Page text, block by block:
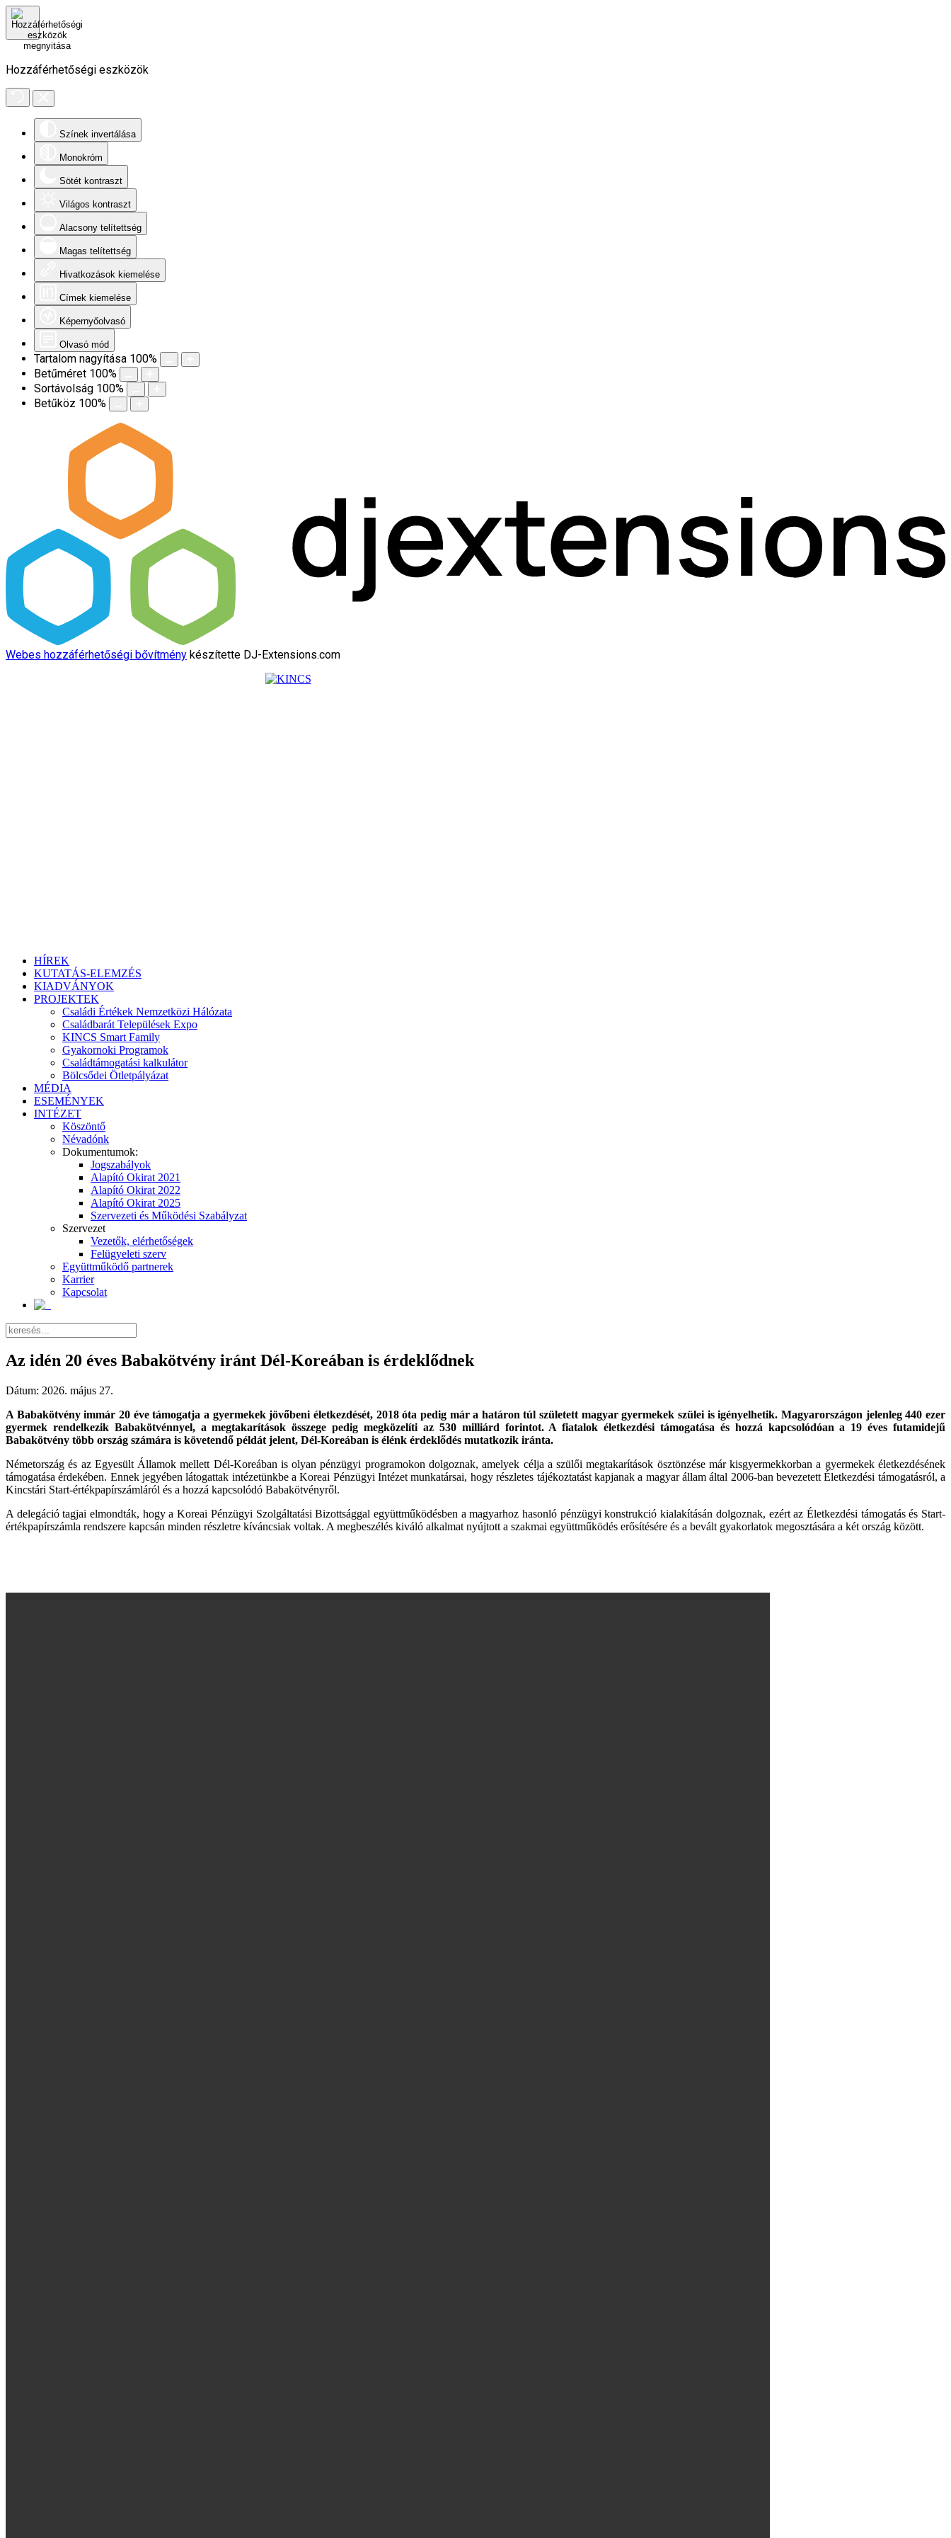
Hozzáférhetőségi eszközök
Színek invertálása
Monokróm
Sötét kontraszt
Világos kontraszt
Alacsony telítettség
Magas telítettség
Hivatkozások kiemelése
Címek kiemelése
Képernyőolvasó
Olvasó mód
Tartalom nagyítása 100%
Betűméret 100%
Sortávolság 100%
Betűköz 100%
Webes hozzáférhetőségi bővítmény készítette DJ-Extensions.com
HÍREK
KUTATÁS-ELEMZÉS
KIADVÁNYOK
PROJEKTEK
Családi Értékek Nemzetközi Hálózata
Családbarát Települések Expo
KINCS Smart Family
Gyakornoki Programok
Családtámogatási kalkulátor
Bölcsődei Ötletpályázat
MÉDIA
ESEMÉNYEK
INTÉZET
Köszöntő
Névadónk
Dokumentumok:
Jogszabályok
Alapító Okirat 2021
Alapító Okirat 2022
Alapító Okirat 2025
Szervezeti és Működési Szabályzat
Szervezet
Vezetők, elérhetőségek
Felügyeleti szerv
Együttműködő partnerek
Karrier
Kapcsolat
Az idén 20 éves Babakötvény iránt Dél-Koreában is érdeklődnek
Dátum: 2026. május 27.
A Babakötvény immár 20 éve támogatja a gyermekek jövőbeni életkezdését, 2018 óta pedig már a határon túl született magyar gyermekek szülei is igényelhetik. Magyarországon jelenleg 440 ezer
gyermek rendelkezik Babakötvénnyel, a megtakarítások összege pedig megközelíti az 530 milliárd forintot. A fiatalok életkezdési támogatása és hozzá kapcsolódóan a 19 éves futamidejű
Babakötvény több ország számára is követendő példát jelent, Dél-Koreában is élénk érdeklődés mutatkozik iránta.
Németország és az Egyesült Államok mellett Dél-Koreában is olyan pénzügyi programokon dolgoznak, amelyek célja a szülői megtakarítások ösztönzése már kisgyermekkorban a gyermekek életkezdésének
támogatása érdekében. Ennek jegyében látogattak intézetünkbe a Koreai Pénzügyi Intézet munkatársai, hogy részletes tájékoztatást kapjanak a magyar állam által 2006-ban bevezetett Életkezdési támogatásról, a
Kincstári Start-értékpapírszámláról és a hozzá kapcsolódó Babakötvényről.
A delegáció tagjai elmondták, hogy a Koreai Pénzügyi Szolgáltatási Bizottsággal együttműködésben a magyarhoz hasonló pénzügyi konstrukció kialakításán dolgoznak, ezért az Életkezdési támogatás és Start-
értékpapírszámla rendszere kapcsán minden részletre kíváncsiak voltak. A megbeszélés kiváló alkalmat nyújtott a szakmai együttműködés erősítésére és a bevált gyakorlatok megosztására a két ország között.